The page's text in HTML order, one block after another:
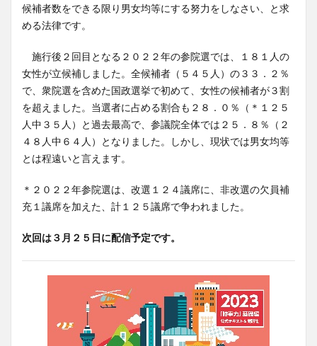
候補者数をできる限り男女均等にする努力をしなさい、と求
める法律です。
施行後２回目となる２０２２年の参院選では、１８１人の
女性が立候補しました。全候補者（５４５人）の３３．２％
で、衆院選を含めた国政選挙で初めて、女性の候補者が３割
を超えました。当選者に占める割合も２８．０％（＊１２５
人中３５人）と過去最高で、参議院全体では２５．８％（２
４８人中６４人）となりました。しかし、現状では男女均等
とは程遠いと言えます。
＊２０２２年参院選は、改選１２４議席に、非改選の欠員補
充１議席を加えた、計１２５議席で争われました。
次回は３月２５日に配信予定です。